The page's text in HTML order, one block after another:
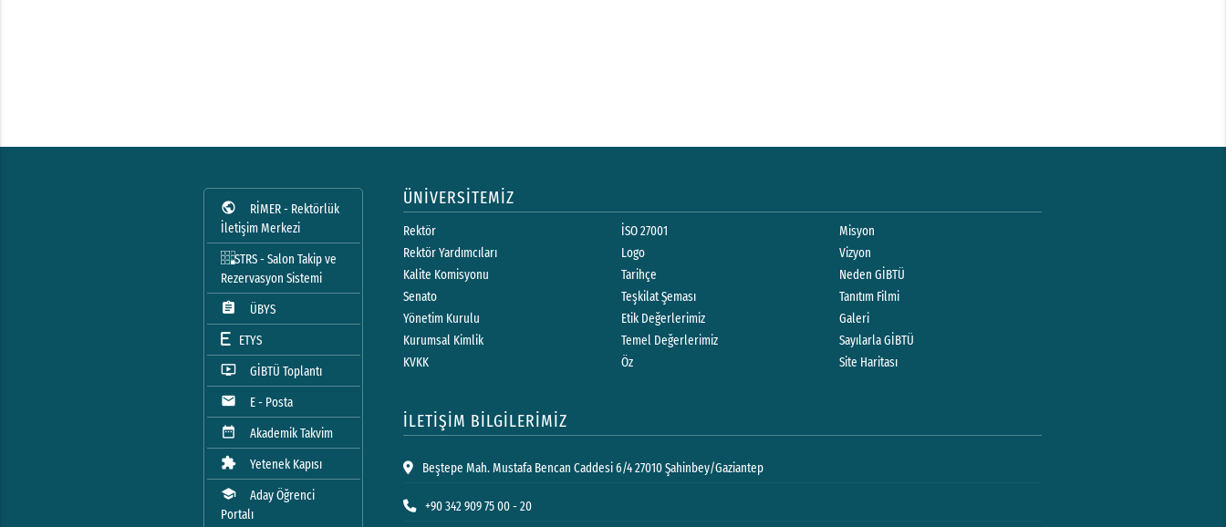
public
RİMER - Rektörlük
İletişim Merkezi
STRS - Salon Takip ve
Rezervasyon Sistemi
assignment
ÜBYS
ETYS
ondemand_video
GİBTÜ Toplantı
mail
E - Posta
date_range
Akademik Takvim
extension
Yetenek Kapısı
school
Aday Öğrenci
Portalı
ÜNİVERSİTEMİZ
Rektör
Rektör Yardımcıları
Kalite Komisyonu
Senato
Yönetim Kurulu
Kurumsal Kimlik
KVKK
İSO 27001
Logo
Tarihçe
Teşkilat Şeması
Etik Değerlerimiz
Temel Değerlerimiz
Öz
Misyon
Vizyon
Neden GİBTÜ
Tanıtım Filmi
Galeri
Sayılarla GİBTÜ
Site Haritası
İLETİŞİM BİLGİLERİMİZ
Beştepe Mah. Mustafa Bencan Caddesi 6/4 27010 Şahinbey/Gaziantep
+90 342 909 75 00 - 20